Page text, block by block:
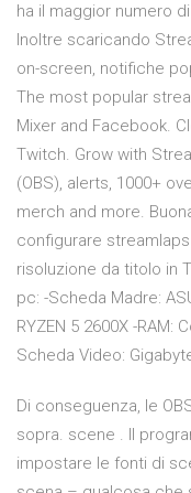
ha il maggior numero
Inoltre scaricando
on-screen, notifiche
The most popular
Mixer and Facebook.
Twitch. Grow with
(OBS), alerts, 1000+
merch and more.
configurare
risoluzione da titolo in
pc: -Scheda Madre:
RYZEN 5 2600X -RAM:
Scheda Video:
Di conseguenza, le
sopra. scene . Il
impostare le fonti di